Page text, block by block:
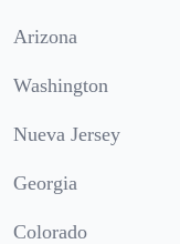
Arizona
Washington
Nueva Jersey
Georgia
Colorado